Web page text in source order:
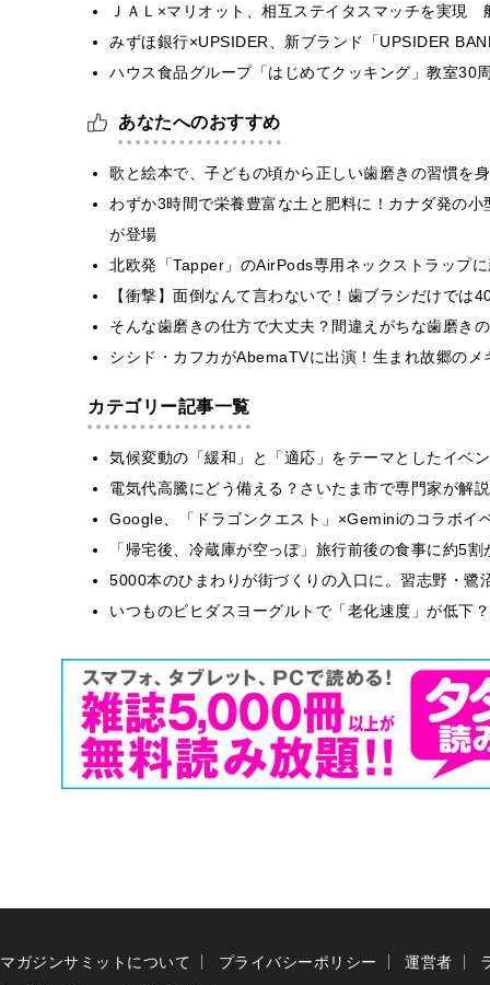
ＪＡＬ×マリオット、相互ステイタスマッチを実
みずほ銀行×UPSIDER、新ブランド「UPSIDER
ハウス食品グループ「はじめてクッキング」教室
あなたへのおすすめ
歌と絵本で、子どもの頃から正しい歯磨きの習慣を
わずか3時間で栄養豊富な土と肥料に！カナダ発の
が登場
北欧発「Tapper」のAirPods専用ネックストラップ
【衝撃】面倒なんて言わないで！歯ブラシだけでは
そんな歯磨きの仕方で大丈夫？間違えがちな歯磨き
シシド・カフカがAbemaTVに出演！生まれ故郷の
カテゴリー記事一覧
気候変動の「緩和」と「適応」をテーマとしたイベ
電気代高騰にどう備える？さいたま市で専門家が解
Google、「ドラゴンクエスト」×Geminiのコラボイ
「帰宅後、冷蔵庫が空っぽ」旅行前後の食事に約5
5000本のひまわりが街づくりの入口に。習志野・
いつものビヒダスヨーグルトで「老化速度」が低
マガジンサミットについて プライバシーポリシー 運営者